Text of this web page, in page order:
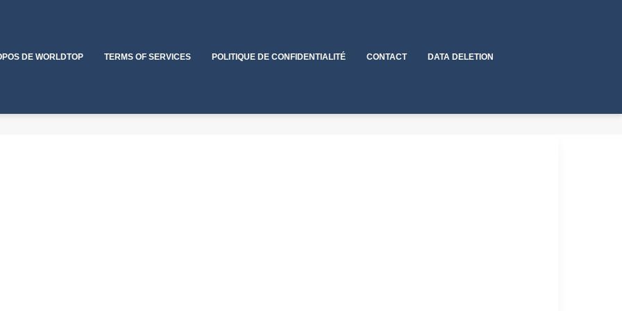
DE WORLDTOP TERMS OF SERVICES POLITIQUE DE CONFIDENTIALITÉ CONTACT DATA DELETION